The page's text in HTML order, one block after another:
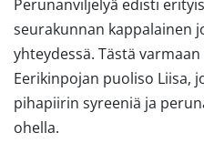
Perunanviljelyä edisti
seurakunnan kappalainen
yhteydessä. Tästä
Eerikinpojan puoliso Liisa,
pihapiirin syreeniä ja
ohella.